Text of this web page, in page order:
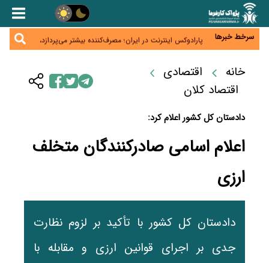
سرخط خبرها
زائران اربعین نگران ارز باقی‌مانده نباشند؛ خرید دینار در
جنگ کریدورها وارد فاز جدید شد؛ سرمایه‌گذاری ۳۴۵
پارادوکس اینترنت در ایران؛ مصرف‌کننده بیشتر می‌پردازد،
شبکه کمتر توسعه می‌یابد
جدید سیاست‌های مالیاتی در حمایت از تولید
معمای تأمین ۸۰ همت معوقات بازنشستگان؛ بانک رفاه
وارد میدان شد
خانه
اقتصادی
اقتصاد کلان
دادستان کل کشور اعلام کرد:
اعلام اسامی صادرکنندگان متخلف
ارزی
دادستان کل کشور با تأکید بر لزوم نظارت
جدی بر اجرای قوانین ارزی و مقابله با